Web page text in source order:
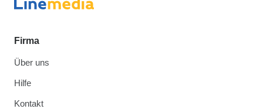
Firma
Über uns
Hilfe
Kontakt